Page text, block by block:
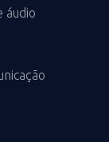
áudio